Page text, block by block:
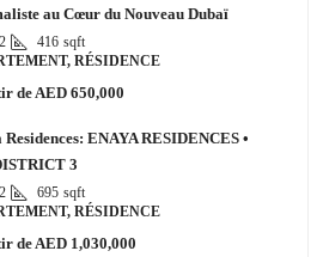
au Cœur du Nouveau Dubaï
416 sqft
RÉSIDENCE
deAED 650,000
ENAYA RESIDENCES •
3
695 sqft
RÉSIDENCE
deAED 1,030,000